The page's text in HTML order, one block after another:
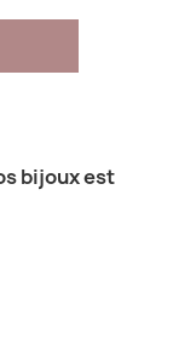
bijoux est